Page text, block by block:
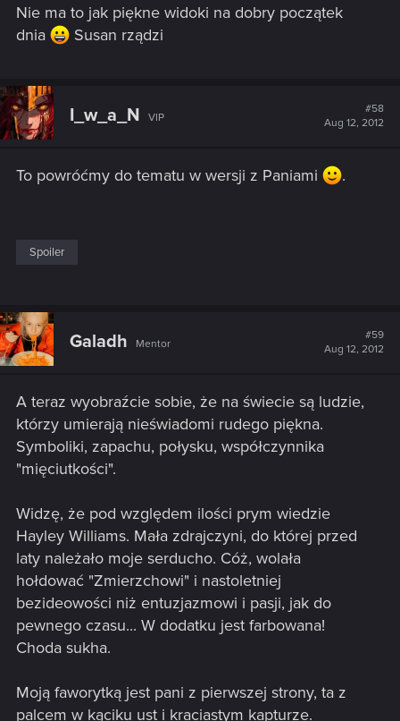
Nie ma to jak piękne widoki na dobry początek
dnia
Susan rządzi
I_w_a_N VIP
#58
Aug 12, 2012
To powróćmy do tematu w wersji z Paniami .
Spoiler
Galadh Mentor
#59
Aug 12, 2012
A teraz wyobraźcie sobie, że na świecie są ludzie,
którzy umierają nieświadomi rudego piękna.
Symboliki, zapachu, połysku, współczynnika
"mięciutkości".
Widzę, że pod względem ilości prym wiedzie
Hayley Williams. Mała zdrajczyni, do której przed
laty należało moje serducho. Cóż, wolała
hołdować "Zmierzchowi" i nastoletniej
bezideowości niż entuzjazmowi i pasji, jak do
pewnego czasu... W dodatku jest farbowana!
Choda sukha.
Moją faworytką jest pani z pierwszej strony, ta z
palcem w kąciku ust i kraciastym kapturze.